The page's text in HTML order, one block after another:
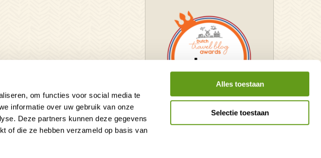
om functies voor social media te
informatie over uw gebruik van onze
Deze partners kunnen deze gegevens
of die ze hebben verzameld op basis van
Alles toestaan
Selectie toestaan